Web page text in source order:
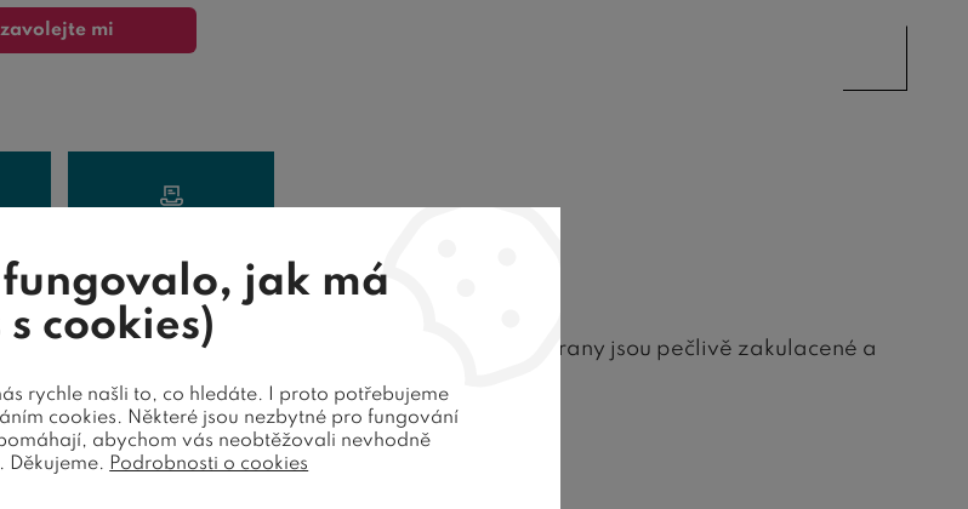
zavolejte mi
síle 2,8 cm parketovém provedení cink
. Všechny hrany jsou pečlivě zakulacené a
HappyBed.
jak má
cookies)
rychle našli to, co hledáte. I proto potřebujeme
cookies. Některé jsou nezbytné pro fungování
abychom vás neobtěžovali nevhodně
Děkujeme. Podrobnosti o cookies